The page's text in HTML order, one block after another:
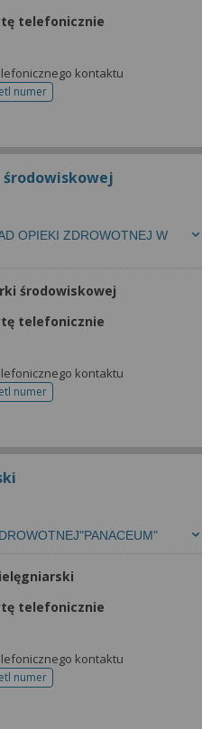
telefonicznie
kontaktu
numer
telefonu do rejestracji
OPIEKI ZDROWOTNEJ W
środowiskowej
telefonicznie
kontaktu
numer
telefonu do rejestracji
telefonicznie
kontaktu
numer
telefonu do rejestracji
na przetwarzanie Twoich
przeprowadzić
możesz tego dokonać
serwisie